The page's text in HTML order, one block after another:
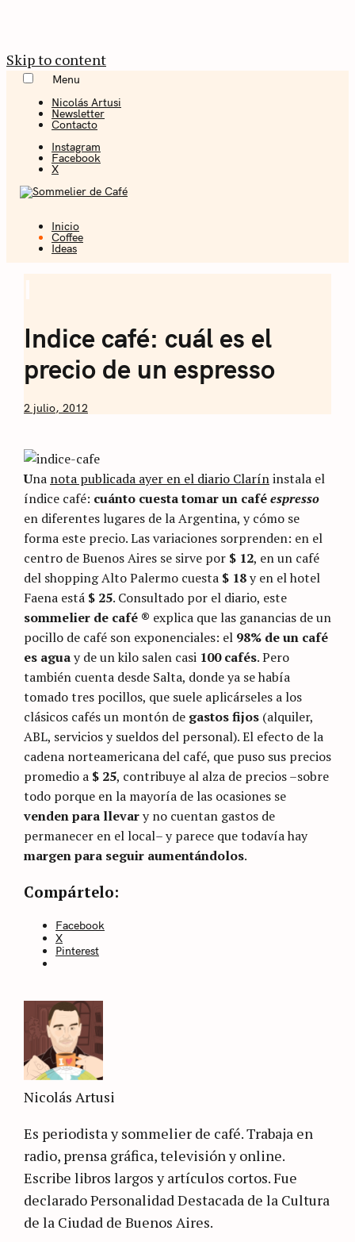
Skip to content
Menu
Nicolás Artusi
Newsletter
Contacto
Instagram
Facebook
X
Café
Coffee + Ideas
Inicio
Coffee
Ideas
Indice café: cuál es el
precio de un espresso
by
2 julio, 2012
Una nota publicada ayer en el diario Claríninstala el
índice café: cuánto cuesta tomar un caféespresso
en diferentes lugares de la Argentina, y cómo se
forma este precio. Las variaciones sorprenden: en el
centro de Buenos Aires se sirve por $ 12, en un café
del shopping Alto Palermo cuesta $ 18y en el hotel
Faena está $ 25. Consultado por el diario, este
sommelier de café ® explica que las ganancias de un
pocillo de café son exponenciales: el 98% de un café
es aguay de un kilo salen casi 100 cafés. Pero
también cuenta desde Salta, donde ya se había
tomado tres pocillos, que suele aplicárseles a los
clásicos cafés un montón de gastos fijos (alquiler,
ABL, servicios y sueldos del personal). El efecto de la
cadena norteamericana del café, que puso sus precios
promedio a $ 25, contribuye al alza de precios –sobre
todo porque en la mayoría de las ocasiones se
venden para llevary no cuentan gastos de
permanecer en el local– y parece que todavía hay
margen para seguir aumentándolos.
CategoriesSin
Compártelo:
Facebook
X
Pinterest
Nicolás Artusi
Es periodista y sommelier de café. Trabaja en
radio, prensa gráfica, televisión y online.
Escribe libros largos y artículos cortos. Fue
declarado Personalidad Destacada de la Cultura
de la Ciudad de Buenos Aires.